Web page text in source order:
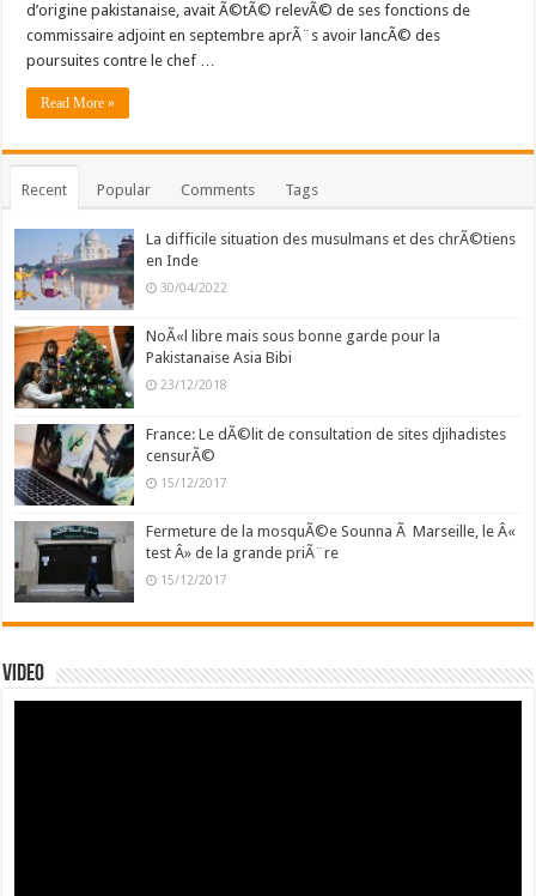
d’origine pakistanaise, avait Ã©tÃ© relevÃ© de ses fonctions de
commissaire adjoint en septembre aprÃ¨s avoir lancÃ© des
poursuites contre le chef …
Read More »
Recent Popular Comments Tags
La difficile situation des musulmans et des chrÃ©tiens
en Inde
30/04/2022
NoÃ«l libre mais sous bonne garde pour la
Pakistanaise Asia Bibi
23/12/2018
France: Le dÃ©lit de consultation de sites djihadistes
censurÃ©
15/12/2017
Fermeture de la mosquÃ©e Sounna Ã Marseille, le Â«
test Â» de la grande priÃ¨re
15/12/2017
Video